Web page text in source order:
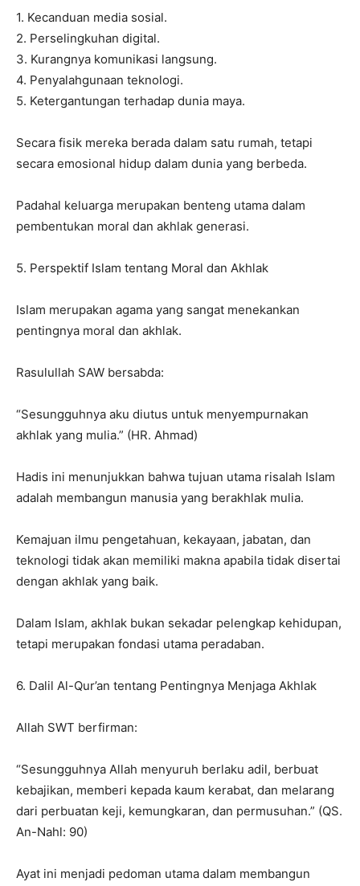
1. Kecanduan media sosial.
2. Perselingkuhan digital.
3. Kurangnya komunikasi langsung.
4. Penyalahgunaan teknologi.
5. Ketergantungan terhadap dunia maya.
Secara fisik mereka berada dalam satu rumah, tetapi
secara emosional hidup dalam dunia yang berbeda.
Padahal keluarga merupakan benteng utama dalam
pembentukan moral dan akhlak generasi.
5. Perspektif Islam tentang Moral dan Akhlak
Islam merupakan agama yang sangat menekankan
pentingnya moral dan akhlak.
Rasulullah SAW bersabda:
“Sesungguhnya aku diutus untuk menyempurnakan
akhlak yang mulia.” (HR. Ahmad)
Hadis ini menunjukkan bahwa tujuan utama risalah Islam
adalah membangun manusia yang berakhlak mulia.
Kemajuan ilmu pengetahuan, kekayaan, jabatan, dan
teknologi tidak akan memiliki makna apabila tidak disertai
dengan akhlak yang baik.
Dalam Islam, akhlak bukan sekadar pelengkap kehidupan,
tetapi merupakan fondasi utama peradaban.
6. Dalil Al-Qur’an tentang Pentingnya Menjaga Akhlak
Allah SWT berfirman:
“Sesungguhnya Allah menyuruh berlaku adil, berbuat
kebajikan, memberi kepada kaum kerabat, dan melarang
dari perbuatan keji, kemungkaran, dan permusuhan.” (QS.
An-Nahl: 90)
Ayat ini menjadi pedoman utama dalam membangun